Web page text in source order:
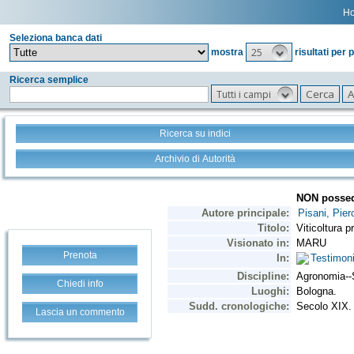
Seleziona banca dati
mostra
25 risultati per
Ricerca semplice
Tutti i campi
Ricerca su indici
Archivio di Autorità
Prenota
Chiedi info
Lascia un commento